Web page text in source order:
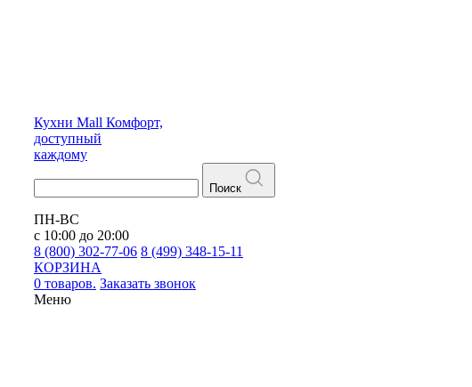
Кухни Mall Комфорт,
доступный
каждому
Поиск
ПН-ВС
с 10:00 до 20:00
8 (800) 302-77-06 8 (499) 348-15-11
КОРЗИНА
0 товаров. Заказать звонок
Меню